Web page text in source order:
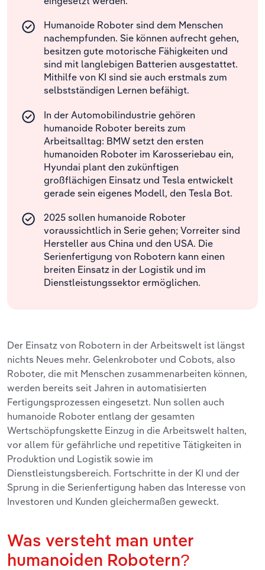
Humanoide Roboter sind dem Menschen
nachempfunden. Sie können aufrecht gehen,
besitzen gute motorische Fähigkeiten und
sind mit langlebigen Batterien ausgestattet.
Mithilfe von KI sind sie auch erstmals zum
selbstständigen Lernen befähigt.
In der Automobilindustrie gehören
humanoide Roboter bereits zum
Arbeitsalltag: BMW setzt den ersten
humanoiden Roboter im Karosseriebau ein,
Hyundai plant den zukünftigen
großflächigen Einsatz und Tesla entwickelt
gerade sein eigenes Modell, den Tesla Bot.
2025 sollen humanoide Roboter
voraussichtlich in Serie gehen; Vorreiter sind
Hersteller aus China und den USA. Die
Serienfertigung von Robotern kann einen
breiten Einsatz in der Logistik und im
Dienstleistungssektor ermöglichen.
Der Einsatz von Robotern in der Arbeitswelt ist längst
nichts Neues mehr. Gelenkroboter und Cobots, also
Roboter, die mit Menschen zusammenarbeiten können,
werden bereits seit Jahren in automatisierten
Fertigungsprozessen eingesetzt. Nun sollen auch
humanoide Roboter entlang der gesamten
Wertschöpfungskette Einzug in die Arbeitswelt halten,
vor allem für gefährliche und repetitive Tätigkeiten in
Produktion und Logistik sowie im
Dienstleistungsbereich. Fortschritte in der KI und der
Sprung in die Serienfertigung haben das Interesse von
Investoren und Kunden gleichermaßen geweckt.
Was versteht man unter
humanoiden Robotern?